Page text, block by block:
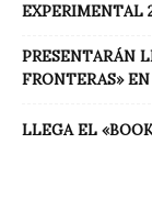
EXPERIMENTAL
PRESENTARÁN
FRONTERAS»
LLEGA EL